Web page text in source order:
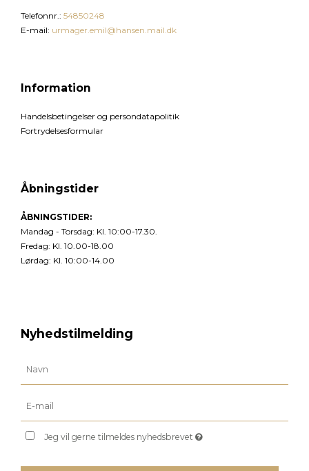
Telefonnr. : 54850248
E-mail: urmager.emil@hansen.mail.dk
Information
Handelsbetingelser og persondatapolitik
Fortrydelsesformular
Åbningstider
ÅBNINGSTIDER:
Mandag - Torsdag: Kl. 10:00-17.30.
Fredag: Kl. 10.00-18.00
Lørdag: Kl. 10:00-14.00
Nyhedstilmelding
Jeg vil gerne tilmeldes nyhedsbrevet